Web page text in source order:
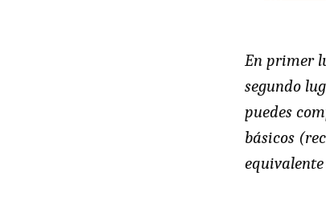
En primer
segundo
puedes
básicos